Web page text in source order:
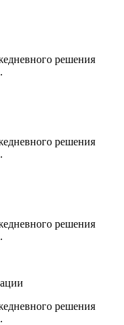
решения
решения
решения
решения